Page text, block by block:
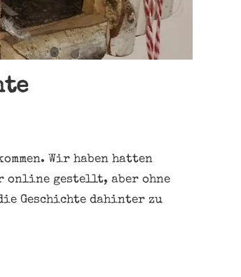
Wir haben hatten
online gestellt, aber ohne
Geschichte dahinter zu